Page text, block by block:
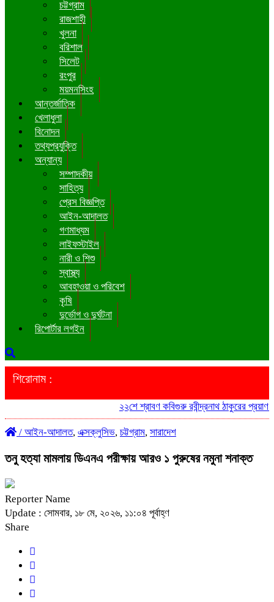
চট্টগ্রাম
রাজশাহী
খুলনা
বরিশাল
সিলেট
রংপুর
ময়মনসিংহ
আন্তর্জাতিক
খেলাধুলা
বিনোদন
তথ্যপ্রযুক্তি
অন্যান্য
সম্পাদকীয়
সাহিত্য
প্রেস বিজ্ঞপ্তি
আইন-আদালত
গণমাধ্যম
লাইফস্টাইল
নারী ও শিশু
স্বাস্থ্য
আবহাওয়া ও পরিবেশ
কৃষি
দুর্ভোগ ও দুর্ঘটনা
রিপোর্টার লগইন
শিরোনাম :
২২শে শ্রাবণ কবিগুরু রবীন্দ্রনাথ ঠাকুরের প্রয়াণ
/ আইন-আদালত, এক্সক্লুসিভ, চট্টগ্রাম, সারাদেশ
তনু হত্যা মামলায় ডিএনএ পরীক্ষায় আরও ১ পুরুষের নমুনা শনাক্ত
Reporter Name
Update : সোমবার, ১৮ মে, ২০২৬, ১১:০৪ পূর্বাহ্ণ
Share